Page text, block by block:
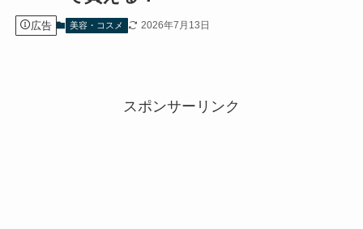
広告 美容・コスメ 2026年7月13日
スポンサーリンク